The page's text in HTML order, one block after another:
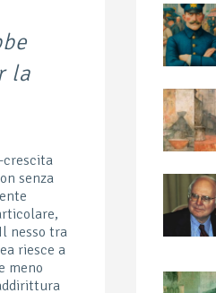
la
crescita
senza
nesso tra
riesce a
meno